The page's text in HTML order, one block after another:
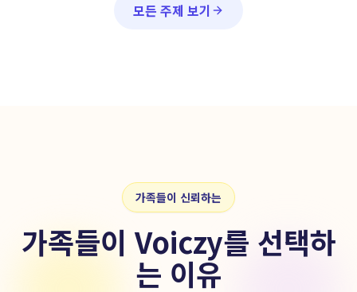
모든 주제 보기
가족들이 신뢰하는
가족들이 Voiczy를 선택하
는 이유